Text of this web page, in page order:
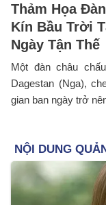
Thảm Họa
Kín Bầu Trời
Ngày Tận Thế
Một đàn châu
Dagestan (Nga),
gian ban ngày trở